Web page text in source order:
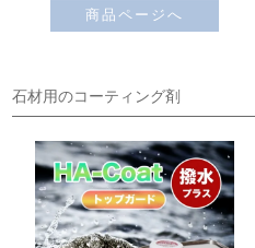
商品ページへ
石材用のコーティング剤